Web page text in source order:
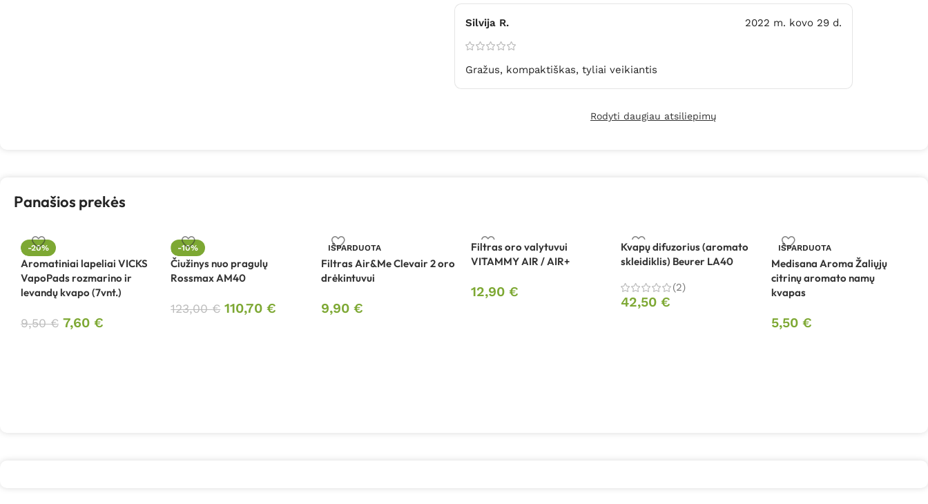
Silvija R. 2022 m. kovo 29 d.
Gražus, kompaktiškas, tyliai veikiantis
Rodyti daugiau atsiliepimų
Panašios prekės
-20%
Aromatiniai lapeliai VICKS
VapoPads rozmarino ir
levandų kvapo (7vnt.)
9,50€ 7,60 €
-10%
Čiužinys nuo pragulų
Rossmax AM40
123,00€ 110,70€
IŠPARDUOTA
Filtras Air&Me Clevair 2 oro
drėkintuvui
9,90 €
Filtras oro valytuvui
VITAMMY AIR / AIR+
12,90 €
Kvapų difuzorius (aromato
skleidiklis) Beurer LA40
(2)
42,50€
IŠPARDUOTA
Medisana Aroma Žaliųjų
citrinų aromato namų
kvapas
5,50 €